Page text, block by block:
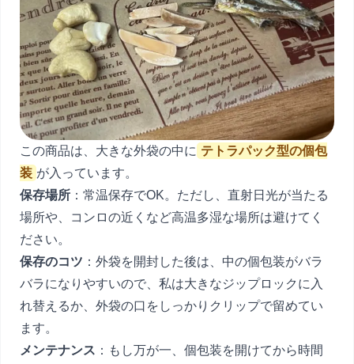
この商品は、大きな外袋の中に テトラパック型の個包
装 が入っています。
保存場所 ：常温保存でOK。ただし、直射日光が当たる
場所や、コンロの近くなど高温多湿な場所は避けてく
ださい。
保存のコツ ：外袋を開封した後は、中の個包装がバラ
バラになりやすいので、私は大きなジップロックに入
れ替えるか、外袋の口をしっかりクリップで留めてい
ます。
メンテナンス ：もし万が一、個包装を開けてから時間